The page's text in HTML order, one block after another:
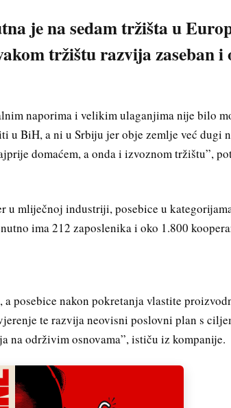
je na sedam tržišta u
tržištu razvija zaseban
naporima i velikim ulaganjima nije bilo
u BiH, a ni u Srbiju jer obje zemlje već dugi
domaćem, a onda i izvoznom tržištu”,
u mliječnoj industriji, posebice u
ima 212 zaposlenika i oko 1.800
posebice nakon pokretanja vlastite
te razvija neovisni poslovni plan s
na održivim osnovama”, ističu iz kompanije.